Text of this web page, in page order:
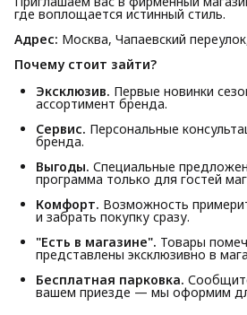
где воплощается истинный стиль.
Адрес: Москва, Чапаевский
Почему стоит зайти?
Эксклюзив. Первые новинки
ассортимент бренда.
Сервис. Персональные
бренда.
Выгоды. Специальные
программа только для гостей
Комфорт. Возможность
и забрать покупку сразу.
"Есть в магазине". Товары
представлены эксклюзивно в
Бесплатная парковка.
вашем приезде — мы оформим